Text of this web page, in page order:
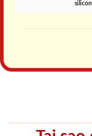
silicon